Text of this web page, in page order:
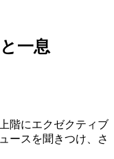
一息
階にエクゼクティブ
ースを聞きつけ、さ